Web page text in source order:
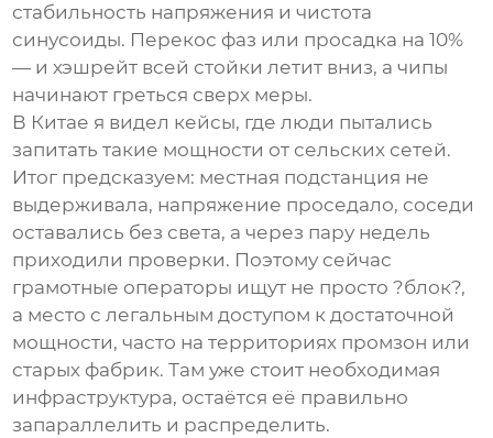
стабильность напряжения и чистота
синусоиды. Перекос фаз или просадка на 10%
— и хэшрейт всей стойки летит вниз, а чипы
начинают греться сверх меры.
В Китае я видел кейсы, где люди пытались
запитать такие мощности от сельских сетей.
Итог предсказуем: местная подстанция не
выдерживала, напряжение проседало, соседи
оставались без света, а через пару недель
приходили проверки. Поэтому сейчас
грамотные операторы ищут не просто ?блок?,
а место с легальным доступом к достаточной
мощности, часто на территориях промзон или
старых фабрик. Там уже стоит необходимая
инфраструктура, остаётся её правильно
запараллелить и распределить.